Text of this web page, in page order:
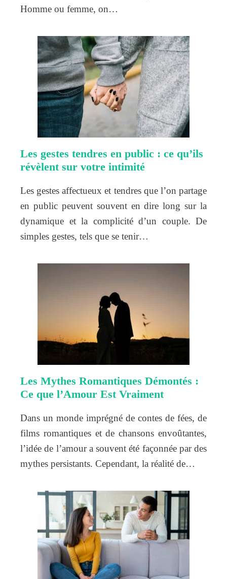
Homme ou femme, on…
Les gestes tendres en public : ce qu’ils
révèlent sur votre intimité
Les gestes affectueux et tendres que l’on partage
en public peuvent souvent en dire long sur la
dynamique et la complicité d’un couple. De
simples gestes, tels que se tenir…
Les Mythes Romantiques Démontés :
Ce que l’Amour Est Vraiment
Dans un monde imprégné de contes de fées, de
films romantiques et de chansons envoûtantes,
l’idée de l’amour a souvent été façonnée par des
mythes persistants. Cependant, la réalité de…